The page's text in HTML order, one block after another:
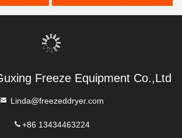
Freeze Equipment Co.,Ltd
Linda@freezeddryer.com
+86 13434463224